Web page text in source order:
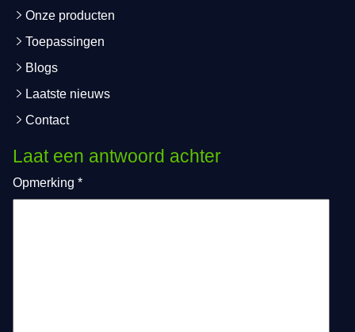
Onze producten
Toepassingen
Blogs
Laatste nieuws
Contact
Laat een antwoord achter
Opmerking *